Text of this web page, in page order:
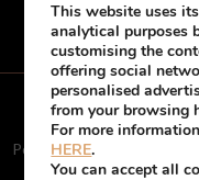
Política de galetes
Renouveler/
This website uses
analytical purposes
customising the
offering social
personalised
from your browsing
For more
HERE.
You can accept all